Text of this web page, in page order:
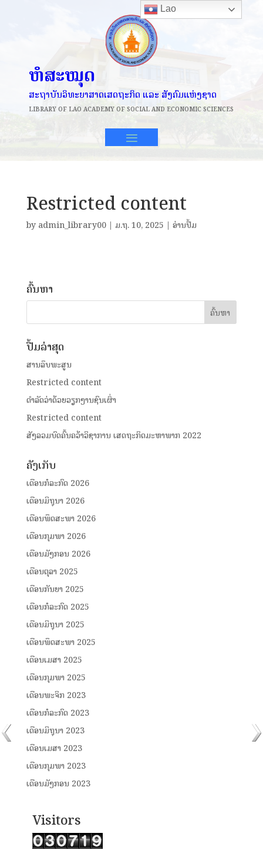
ຫໍສະໝຸດ
ສະຖາບັນວິທະຍາສາດເສດຖະກິດ ແລະ ສັງຄົມແຫ່ງຊາດ
LIBRARY OF LAO ACADEMY OF SOCIAL AND ECONOMIC SCIENCES
Restricted content
by admin_library00| ມ.ຖ. 10, 2025 | ອ່ານປຶ້ມ
ຄົ້ນຫາ
ປື້ມລ່າສຸດ
ສານລຶບພະສູນ
Restricted content
ດໍາລັດວ່າດ້ວຍວຽກງານຊົນເຜົ່າ
Restricted content
ສັງລວມບົດຄົ້ນຄວ້າວິຊາການ ເສດຖະກິດມະຫາພາກ 2022
ຄັງເກັບ
ເດືອນກໍລະກົດ 2026
ເດືອນມິຖຸນາ 2026
ເດືອນພຶດສະພາ 2026
ເດືອນກຸມພາ 2026
ເດືອນມັງກອນ 2026
ເດືອນຕຸລາ 2025
ເດືອນກັນຍາ 2025
ເດືອນກໍລະກົດ 2025
ເດືອນມິຖຸນາ 2025
ເດືອນພຶດສະພາ 2025
ເດືອນເມສາ 2025
ເດືອນກຸມພາ 2025
ເດືອນພະຈິກ 2023
ເດືອນກໍລະກົດ 2023
ເດືອນມິຖຸນາ 2023
ເດືອນເມສາ 2023
ເດືອນກຸມພາ 2023
ເດືອນມັງກອນ 2023
Visitors
Lao